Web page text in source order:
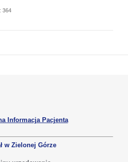
364
Informacja Pacjenta
w Zielonej Górze